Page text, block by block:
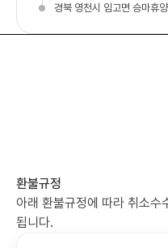
경북 영천시 임고면 승마휴
환불규정
아래 환불규정에 따라 취소수
됩니다.